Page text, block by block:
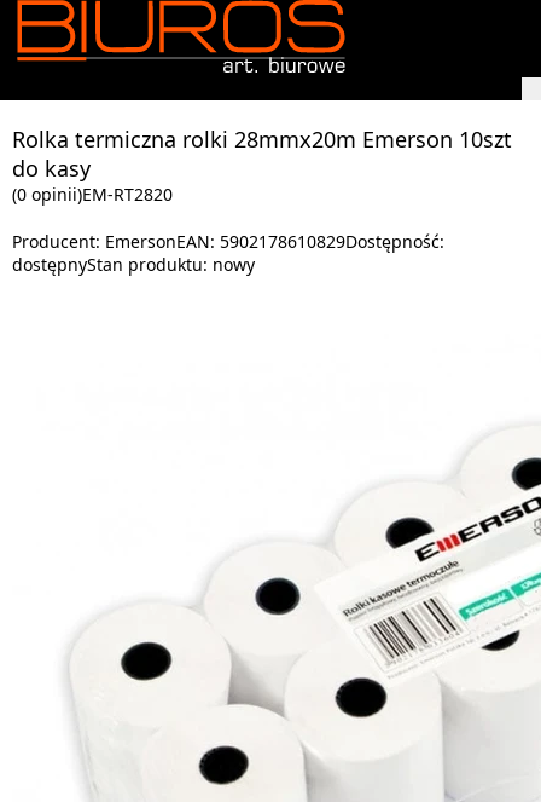
Rolka termiczna rolki 28mmx20m Emerson 10szt
do kasy
(0 opinii)EM-RT2820
Producent: EmersonEAN: 5902178610829Dostępność:
dostępnyStan produktu: nowy